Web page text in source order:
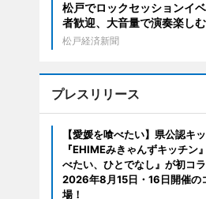
松戸でロックセッションイ
者歓迎、大音量で演奏楽しむ
松戸経済新聞
プレスリリース
【愛媛を喰べたい】県公認キ
『EHIMEみきゃんずキッチン
べたい、ひとでなし』が初コラ
2026年8月15日・16日開催の
場！